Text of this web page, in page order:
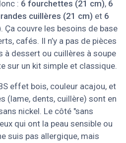
: 6 fourchettes (21 cm), 6
cuillères (21 cm) et 6
. Ça couvre les besoins de base
cafés. Il n’y a pas de pièces
à dessert ou cuillères à soupe
sur un kit simple et classique.
effet bois, couleur acajou, et
(lame, dents, cuillère) sont en
nickel. Le côté "sans
qui ont la peau sensible ou
suis pas allergique, mais